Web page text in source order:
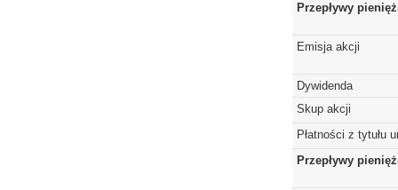
Przepływy
Emisja akcji
Dywidenda
Skup akcji
Płatności z tytułu
Przepływy